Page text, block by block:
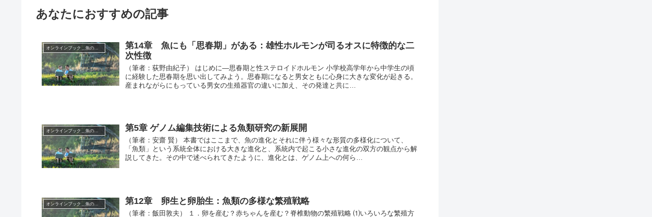
あなたにおすすめの記事
オンラインブック＿魚の世界
第14章 魚にも「思春期」がある：雄性ホルモンが司るオスに特徴的な二
次性徴
（筆者：荻野由紀子） はじめに―思春期と性ステロイドホルモン 小学校高学年から中学生の頃
に経験した思春期を思い出してみよう。思春期になると男女ともに心身に大きな変化が起きる。
産まれながらにもっている男女の生殖器官の違いに加え、その発達と共に…
オンラインブック＿魚の世界 第5章 ゲノム編集技術による魚類研究の新展開
（筆者：安齋 賢） 本書ではここまで、魚の進化とそれに伴う様々な形質の多様化について、
「魚類」という系統全体における大きな進化と、系統内で起こる小さな進化の双方の観点から解
説してきた。その中で述べられてきたように、進化とは、ゲノム上への何ら…
オンラインブック＿魚の世界 第12章 卵生と卵胎生：魚類の多様な繁殖戦略
（筆者：飯田敦夫） １．卵を産む？赤ちゃんを産む？脊椎動物の繁殖戦略 ⑴いろいろな繁殖方